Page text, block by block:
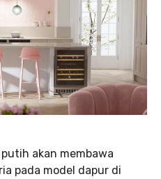
akan membawa
pada model dapur di